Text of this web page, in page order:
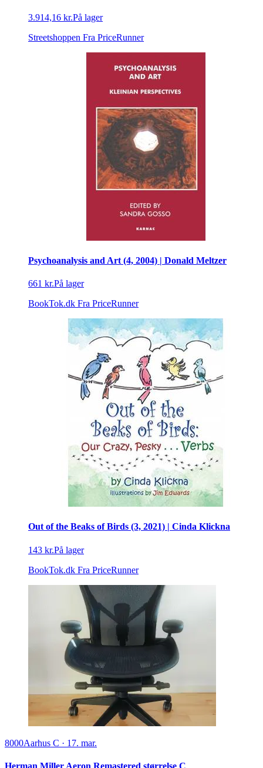
3.914,16 kr.På lager
Streetshoppen Fra PriceRunner
Psychoanalysis and Art (4, 2004) | Donald Meltzer
661 kr.På lager
BookTok.dk Fra PriceRunner
Out of the Beaks of Birds (3, 2021) | Cinda Klickna
143 kr.På lager
BookTok.dk Fra PriceRunner
8000Aarhus C · 17. mar.
Herman Miller Aeron Remastered størrelse C